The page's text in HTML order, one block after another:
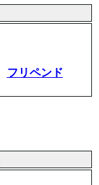
フリペンド